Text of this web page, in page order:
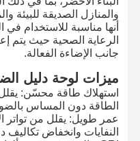
والمنازل الصديقة للبيئة
أنها مناسبة للاستخدام
الرعاية الصحية حيث يتم
جانب الإضاءة الفعالة.
ميزات لوحة دليل
استهلاك طاقة محسّن:
الطاقة دون المساس
عمر طويل: يقلل من تواتر
النفايات وانخفاض تكاليف